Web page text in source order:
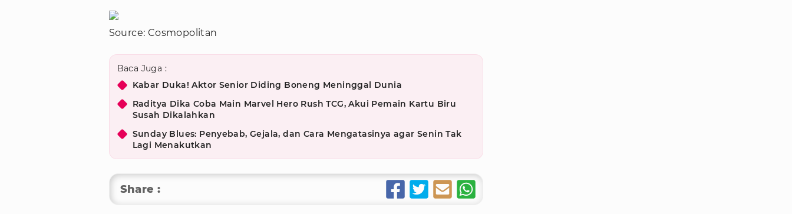
Source: Cosmopolitan
Baca Juga :
Kabar Duka! Aktor Senior Diding Boneng Meninggal Dunia
Raditya Dika Coba Main Marvel Hero Rush TCG, Akui Pemain Kartu Biru
Susah Dikalahkan
Sunday Blues: Penyebab, Gejala, dan Cara Mengatasinya agar Senin Tak
Lagi Menakutkan
Share :